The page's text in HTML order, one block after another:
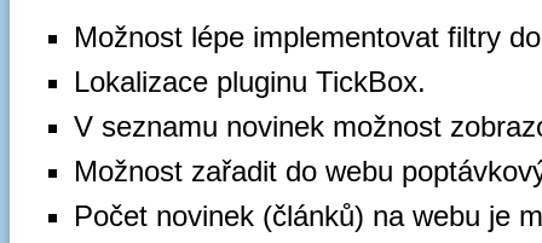
Možnost lépe implementovat filtry
Lokalizace pluginu TickBox.
V seznamu novinek možnost
Možnost zařadit do webu
Počet novinek (článků) na webu je